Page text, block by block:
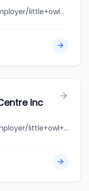
jobbank.gc.ca/browsejobs/employer/little+owl+early+learning/ca
Inc
jobbank.gc.ca/browsejobs/employer/little+owl+learning+centre+inc/ca